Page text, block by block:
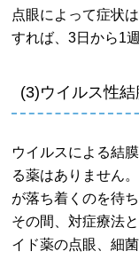
点眼によって症状
すれば、3日から1
(3)ウイルス性結
ウイルスによる結
る薬はありません
が落ち着くのを待ち
その間、対症療法
イド薬の点眼、細